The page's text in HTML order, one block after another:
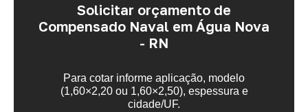
Solicitar orçamento de
Compensado Naval em Água Nova
- RN
Para cotar informe aplicação, modelo
(1,60×2,20 ou 1,60×2,50), espessura e
cidade/UF.